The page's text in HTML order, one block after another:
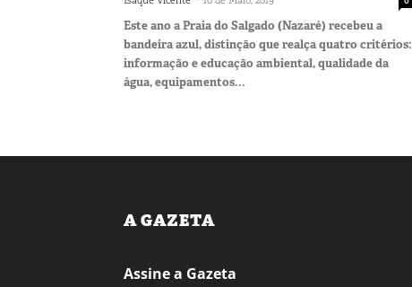
Este ano a Praia do Salgado (Nazaré) recebeu a
bandeira azul, distinção que realça quatro critérios:
informação e educação ambiental, qualidade da
água, equipamentos...
A GAZETA
Assine a Gazeta